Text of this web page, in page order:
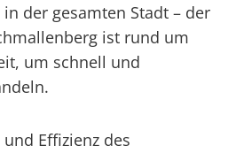
der gesamten Stadt – der
ist rund um
um schnell und
Effizienz des